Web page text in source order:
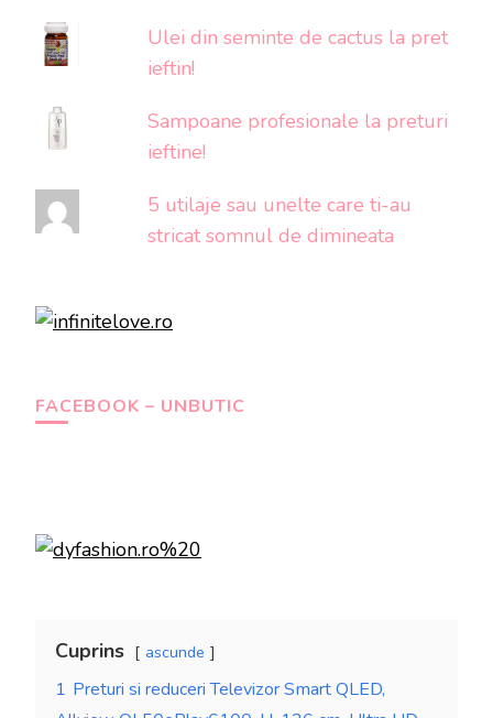
Ulei din seminte de cactus la pret
ieftin!
Sampoane profesionale la preturi
ieftine!
5 utilaje sau unelte care ti-au
stricat somnul de dimineata
FACEBOOK – UNBUTIC
Cuprins ascunde
1 Preturi si reduceri Televizor Smart QLED,